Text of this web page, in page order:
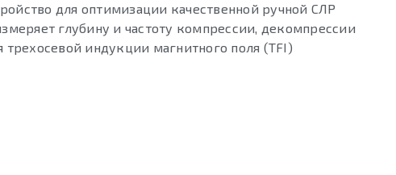
для оптимизации качественной ручной СЛР
глубину и частоту компрессии, декомпрессии
трехосевой индукции магнитного поля (TFI)